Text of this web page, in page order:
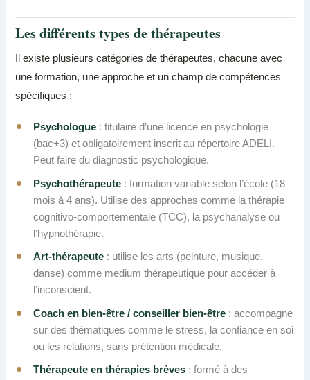
Les différents types de thérapeutes
Il existe plusieurs catégories de thérapeutes, chacune avec
une formation, une approche et un champ de compétences
spécifiques :
Psychologue : titulaire d’une licence en psychologie
(bac+3) et obligatoirement inscrit au répertoire ADELI.
Peut faire du diagnostic psychologique.
Psychothérapeute : formation variable selon l’école (18
mois à 4 ans). Utilise des approches comme la thérapie
cognitivo-comportementale (TCC), la psychanalyse ou
l’hypnothérapie.
Art-thérapeute : utilise les arts (peinture, musique,
danse) comme medium thérapeutique pour accéder à
l’inconscient.
Coach en bien-être / conseiller bien-être : accompagne
sur des thématiques comme le stress, la confiance en soi
ou les relations, sans prétention médicale.
Thérapeute en thérapies brèves : formé à des